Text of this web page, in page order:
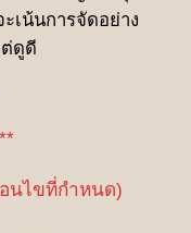
เน้นการจัดอย่าง
ดูดี
นไขที่กำหนด)